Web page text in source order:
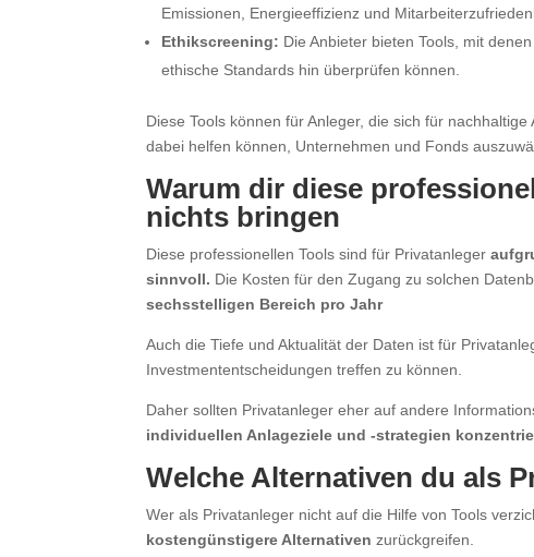
Emissionen, Energieeffizienz und
Ethikscreening: Die Anbieter bieten Tools, mit
ethische Standards hin überprüfen können.
Diese Tools können für Anleger, die sich für
dabei helfen können, Unternehmen und Fonds
Warum dir diese
nichts bringen
Diese professionellen Tools sind für Privatanleger
sinnvoll. Die Kosten für den Zugang zu solchen
sechsstelligen Bereich pro Jahr
Auch die Tiefe und Aktualität der Daten ist für
Investmententscheidungen treffen zu können.
Daher sollten Privatanleger eher auf andere
individuellen Anlageziele und -strategien
Welche Alternativen du als
Wer als Privatanleger nicht auf die Hilfe von Tools
kostengünstigere Alternativen zurückgreifen.